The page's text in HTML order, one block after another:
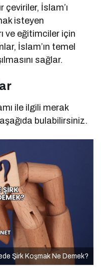
çeviriler, İslam’ı
isteyen
ve eğitimciler için
İslam’ın temel
sağlar.
ile ilgili merak
bulabilirsiniz.
Şirk Koşmak Ne Demek?